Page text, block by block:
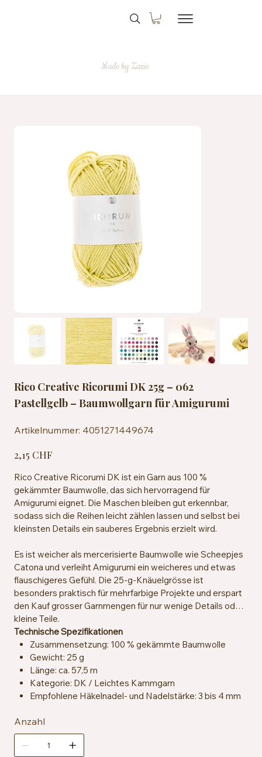
Made by Zazie
Rico Creative Ricorumi DK 25g – 062
Pastellgelb – Baumwollgarn für Amigurumi
Artikelnummer: 4051271449674
4051271449674
2,15 CHF
Rico Creative Ricorumi DK ist ein Garn aus 100 %
gekämmter Baumwolle, das sich hervorragend für
Amigurumi eignet. Die Maschen bleiben gut erkennbar,
sodass sich die Reihen leicht zählen lassen und selbst bei
kleinsten Details ein sauberes Ergebnis erzielt wird.
Es ist weicher als mercerisierte Baumwolle wie Scheepjes
Catona und verleiht Amigurumi ein weicheres und etwas
flauschigeres Gefühl. Die 25-g-Knäuelgrösse ist
besonders praktisch für mehrfarbige Projekte und erspart
den Kauf grosser Garnmengen für nur wenige Details oder
kleine Teile.
Technische Spezifikationen
Zusammensetzung: 100 % gekämmte Baumwolle
Gewicht: 25 g
Länge: ca. 57,5 m
Kategorie: DK / Leichtes Kammgarn
Empfohlene Häkelnadel- und Nadelstärke: 3 bis 4 mm
cm
Zertifizierung: OEKO-TEX® Standard 100
Besondere Merkmale: vegan, speichelresistent
Anzahl